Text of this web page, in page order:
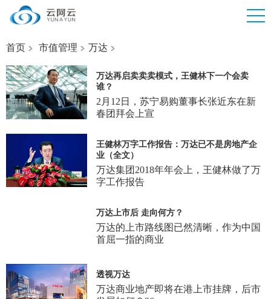
首页 市值管理 万达
万达再启卖卖卖模式，王健林下一个会卖
谁？
2月12日，苏宁易购董事长张近东在新
春团拜会上宣
王健林万字工作报告：万达已不是房地产企
业（全文）
万达集团2018年年会上，王健林做了万
字工作报告
万达上市后 走向何方？
万达的上市路线图已然清晰，作为中国
首屈一指的商业
透视万达
万达商业地产即将在港上市挂牌，后市